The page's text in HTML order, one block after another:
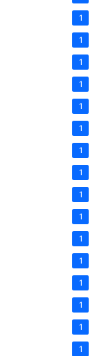
1
1
1
1
1
1
1
1
1
1
1
1
1
1
1
1